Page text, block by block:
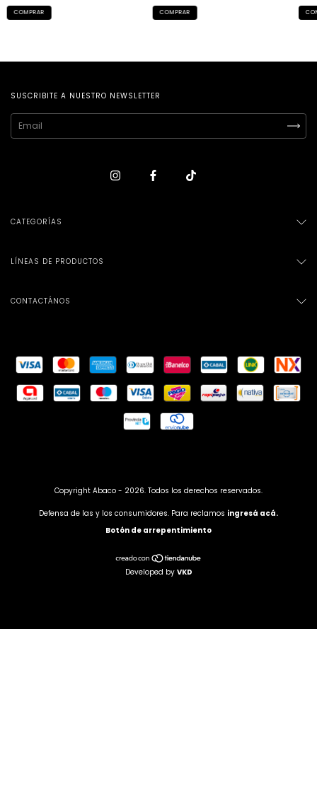
COMPRAR
SUSCRIBITE A NUESTRO NEWSLETTER
CATEGORÍAS
LÍNEAS DE PRODUCTOS
CONTACTÁNOS
Copyright Abaco - 2026. Todos los derechos reservados.
Defensa de las y los consumidores. Para reclamos ingresá acá.
Botón de arrepentimiento
Developed by VKD